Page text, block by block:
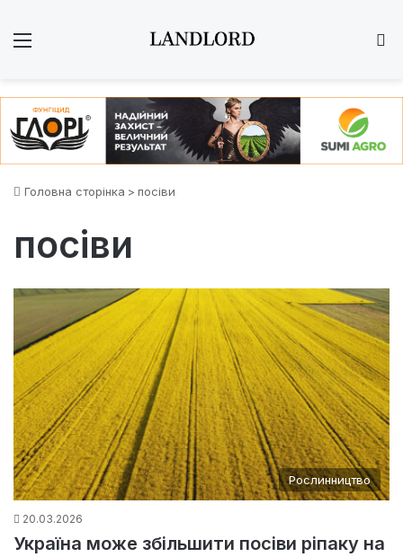
Головна сторінка > посіви
посіви
Рослинництво
20.03.2026
Україна може збільшити посіви ріпаку на